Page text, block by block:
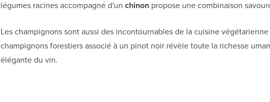
légumes racines accompagné d'un chinon propose une combinaison
Les champignons sont aussi des incontournables de la cuisine
champignons forestiers associé à un pinot noir révèle toute la richesse
élégante du vin.